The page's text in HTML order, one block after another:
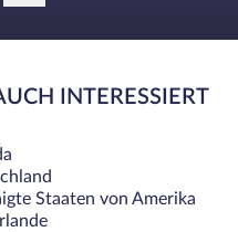
INTERESSIERT
Staaten von Amerika